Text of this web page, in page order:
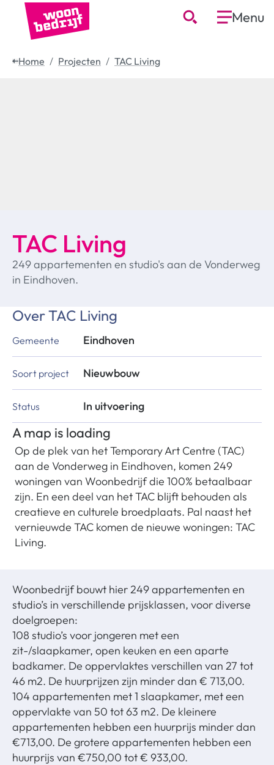
Menu
Home Projecten TAC Living
TAC Living
249 appartementen en studio's aan de Vonderweg
in Eindhoven.
OverTAC Living
Gemeente Eindhoven
Soort project Nieuwbouw
Status In uitvoering
A map is loading
Op de plek van het Temporary Art Centre (TAC)
aan de Vonderweg in Eindhoven, komen 249
woningen van Woonbedrijf die 100% betaalbaar
zijn. En een deel van het TAC blijft behouden als
creatieve en culturele broedplaats. Pal naast het
vernieuwde TAC komen de nieuwe woningen: TAC
Living.
Woonbedrijf bouwt hier 249 appartementen en
studio’s in verschillende prijsklassen, voor diverse
doelgroepen:
108 studio’s voor jongeren met een
zit-/slaapkamer, open keuken en een aparte
badkamer. De oppervlaktes verschillen van 27 tot
46 m2. De huurprijzen zijn minder dan € 713,00.
104 appartementen met 1 slaapkamer, met een
oppervlakte van 50 tot 63 m2. De kleinere
appartementen hebben een huurprijs minder dan
€713,00. De grotere appartementen hebben een
huurprijs van €750,00 tot€ 933,00.